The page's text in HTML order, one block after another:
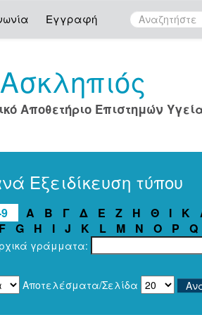
Εγγραφή
Ασκληπιός
Αποθετήριο Επιστημών
Εξειδίκευση τύπου
Α Β Γ Δ Ε Ζ Η Θ Ι Κ
F G H I J K L M N O P Q
γράμματα:
Αποτελέσματα/Σελίδα